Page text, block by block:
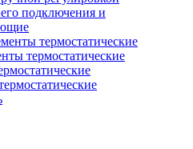
подключения и
термостатические